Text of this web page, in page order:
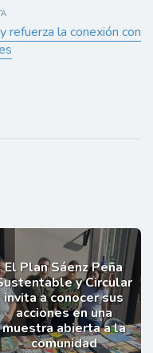
refuerza la conexión con
El Plan Sáenz Peña
y Circular
invita a conocer sus
acciones en una
muestra abierta a la
comunidad